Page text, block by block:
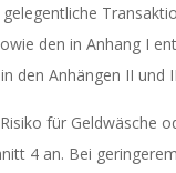
den in Anhang I
den Anhängen II
für Geldwäsche
4 an. Bei